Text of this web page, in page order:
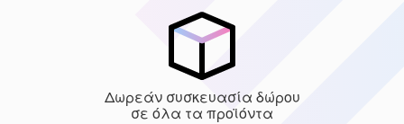
Δωρεάν συσκευασία δώρου
σε όλα τα προϊόντα